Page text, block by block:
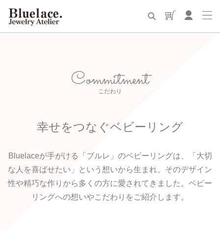
Commitment
こだわり
幸せをつなぐベビーリング
Bluelaceが手がける「ブルレ」のベビーリングは、「大切
な人を喜ばせたい」という想いから生まれ、 そのデザイン
性や精巧な作りから多くの方に愛されてきました。 ベビー
リングへの想いやこだわりをご紹介します。